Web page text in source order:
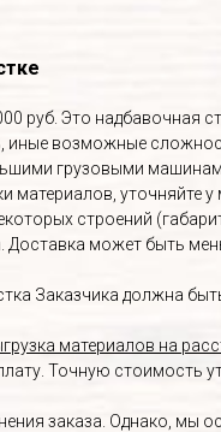
руб. Это
иные возможные
грузовыми
материалов, уточняйте
строений
Доставка может быть
Заказчика должна
материалов на
Точную стоимость
заказа. Однако, мы